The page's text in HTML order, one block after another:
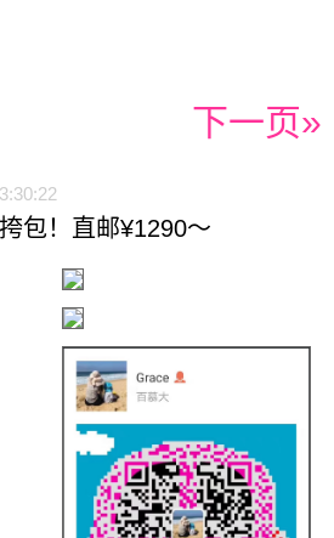
下一页»
包！直邮¥1290～